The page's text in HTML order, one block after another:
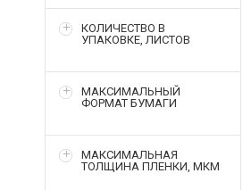
КОЛИЧЕСТВО В
УПАКОВКЕ, ЛИСТОВ
МАКСИМАЛЬНЫЙ
ФОРМАТ БУМАГИ
МАКСИМАЛЬНАЯ
ТОЛЩИНА ПЛЕНКИ, МКМ